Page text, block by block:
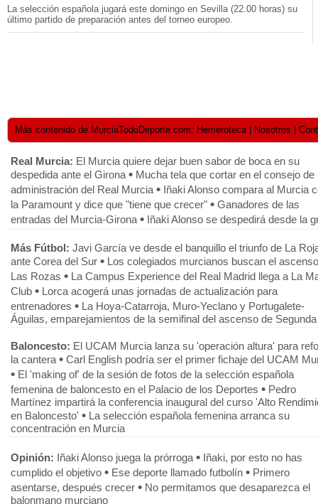
La selección española jugará este domingo en Sevilla (22.00 horas) su
último partido de preparación antes del torneo europeo.
Más contenido de MurciaTodoDeporte.com: Hemeroteca | Nosotros |
Real Murcia: El Murcia quiere dejar buen sabor de boca en su
despedida ante el Girona • Mucha tela que cortar en el consejo de
administración del Real Murcia • Iñaki Alonso compara al Murcia
la Paramount y dice que "tiene que crecer" • Ganadores de las
entradas del Murcia-Girona • Iñaki Alonso se despedirá desde la
Más Fútbol: Javi García ve desde el banquillo el triunfo de La
ante Corea del Sur • Los colegiados murcianos buscan el
Las Rozas • La Campus Experience del Real Madrid llega a La
Club • Lorca acogerá unas jornadas de actualización para
entrenadores • La Hoya-Catarroja, Muro-Yeclano y Portugalete-
Águilas, emparejamientos de la semifinal del ascenso de
Baloncesto: El UCAM Murcia lanza su 'operación altura' para
la cantera • Carl English podría ser el primer fichaje del UCAM
• El 'making of' de la sesión de fotos de la selección española
femenina de baloncesto en el Palacio de los Deportes • Pedro
Martínez impartirá la conferencia inaugural del curso 'Alto
en Baloncesto' • La selección española femenina arranca su
concentración en Murcia
Opinión: Iñaki Alonso juega la prórroga • Iñaki, por esto no has
cumplido el objetivo • Ese deporte llamado futbolín • Primero
asentarse, después crecer • No permitamos que desaparezca el
balonmano murciano